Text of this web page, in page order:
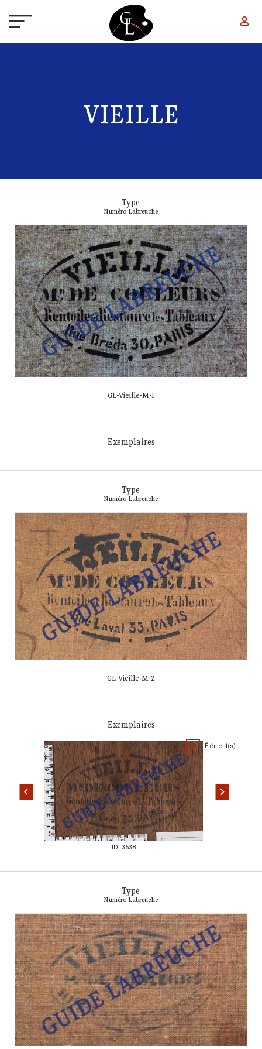
VIEILLE
Type
Numéro Labreuche
GL-Vieille-M-1
Exemplaires
Type
Numéro Labreuche
GL-Vieille-M-2
Exemplaires
ID: 3538
2 Élément(s)
Type
Numéro Labreuche